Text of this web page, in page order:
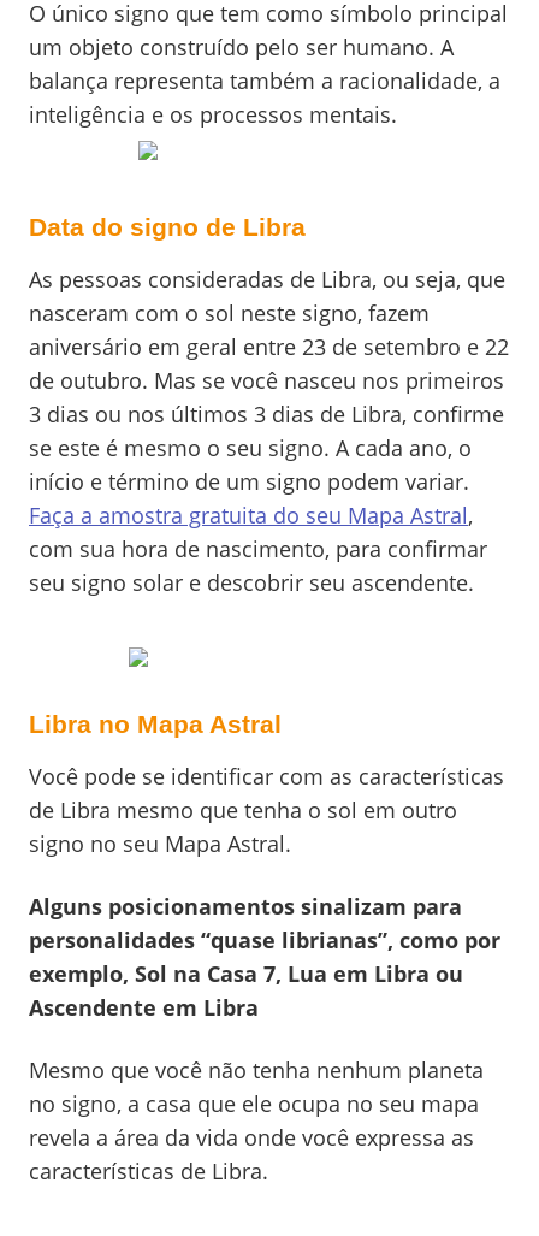
O único signo que tem como símbolo principal
um objeto construído pelo ser humano. A
balança representa também a racionalidade, a
inteligência e os processos mentais.
Data do signo de Libra
As pessoas consideradas de Libra, ou seja, que
nasceram com o sol neste signo, fazem
aniversário em geral entre 23 de setembro e 22
de outubro. Mas se você nasceu nos primeiros
3 dias ou nos últimos 3 dias de Libra, confirme
se este é mesmo o seu signo. A cada ano, o
início e término de um signo podem variar.
Faça a amostra gratuita do seu Mapa Astral,
com sua hora de nascimento, para confirmar
seu signo solar e descobrir seu ascendente.
Libra no Mapa Astral
Você pode se identificar com as características
de Libra mesmo que tenha o sol em outro
signo no seu Mapa Astral.
Alguns posicionamentos sinalizam para
personalidades “quase librianas”, como por
exemplo, Sol na Casa 7, Lua em Libra ou
Ascendente em Libra
Mesmo que você não tenha nenhum planeta
no signo, a casa que ele ocupa no seu mapa
revela a área da vida onde você expressa as
características de Libra.